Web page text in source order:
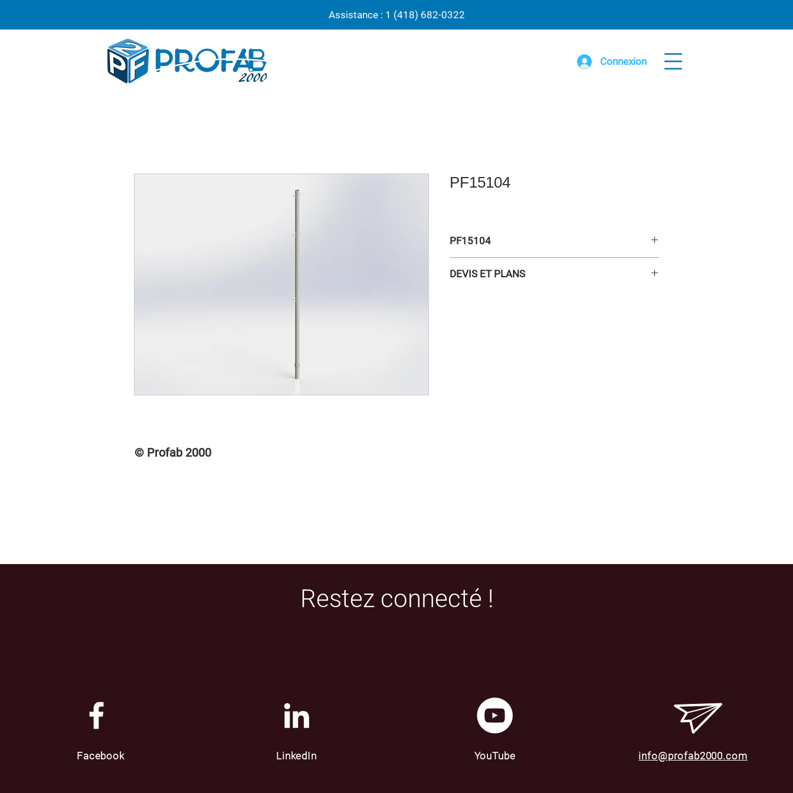
Assistance : 1 (418) 682-0322
Connexion
PF15104
PF15104
DEVIS ET PLANS
© Profab 2000
Restez connecté !
Facebook LinkedIn YouTube info@profab2000.com